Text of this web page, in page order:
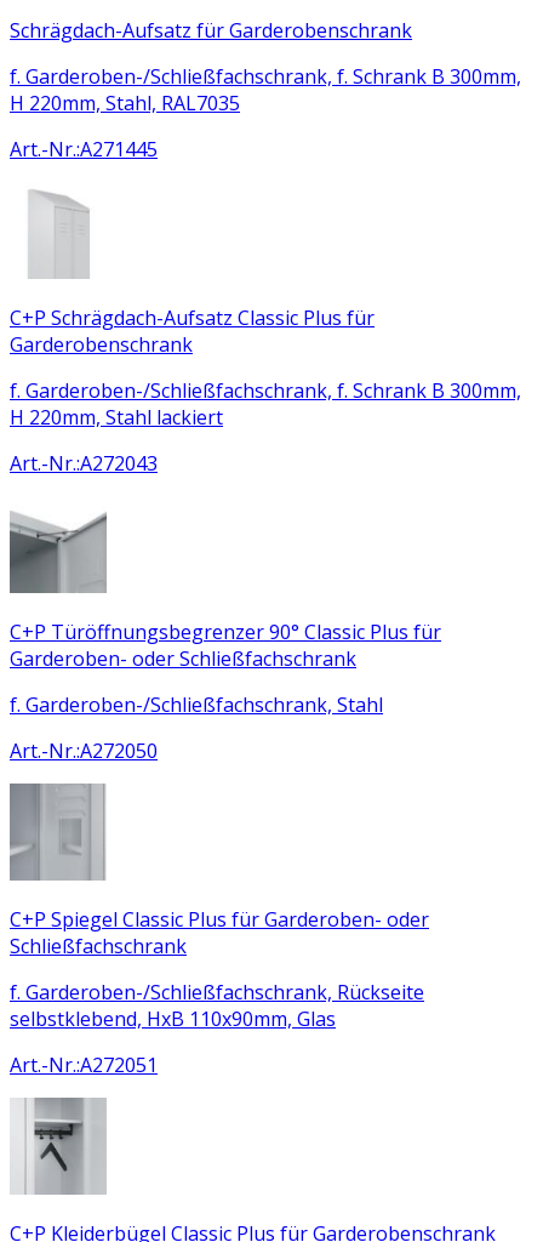
Schrägdach-Aufsatz für Garderobenschrank
f. Garderoben-/Schließfachschrank, f. Schrank B 300mm,
H 220mm, Stahl, RAL7035
Art.-Nr.:A271445
C+P Schrägdach-Aufsatz Classic Plus für
Garderobenschrank
f. Garderoben-/Schließfachschrank, f. Schrank B 300mm,
H 220mm, Stahl lackiert
Art.-Nr.:A272043
C+P Türöffnungsbegrenzer 90° Classic Plus für
Garderoben- oder Schließfachschrank
f. Garderoben-/Schließfachschrank, Stahl
Art.-Nr.:A272050
C+P Spiegel Classic Plus für Garderoben- oder
Schließfachschrank
f. Garderoben-/Schließfachschrank, Rückseite
selbstklebend, HxB 110x90mm, Glas
Art.-Nr.:A272051
C+P Kleiderbügel Classic Plus für Garderobenschrank